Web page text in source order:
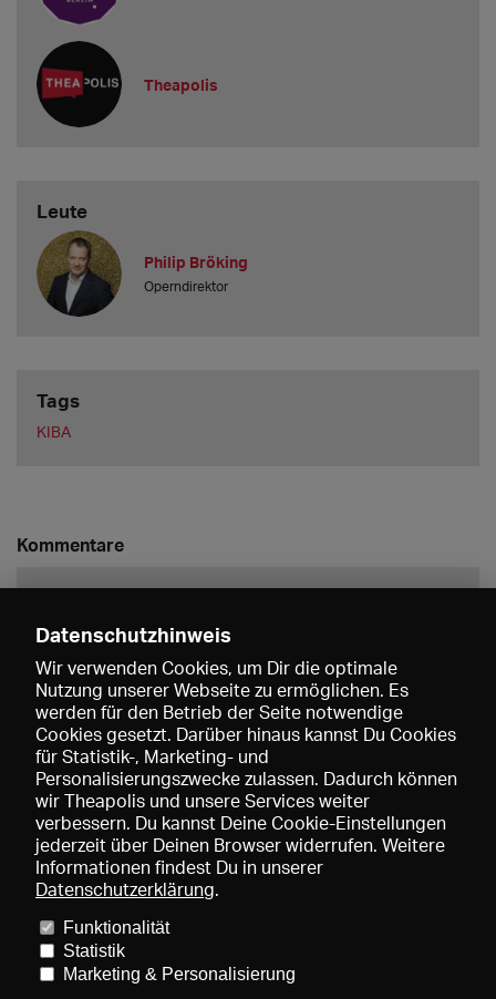
Theapolis
Leute
Philip Bröking
Operndirektor
Tags
KIBA
Kommentare
Speichern
Preise und Mitgliedschaften
Mediadaten
Über uns Impressum
Datenschutzhinweis
Wir verwenden Cookies, um Dir die optimale
Nutzung unserer Webseite zu ermöglichen. Es
werden für den Betrieb der Seite notwendige
Cookies gesetzt. Darüber hinaus kannst Du Cookies
für Statistik-, Marketing- und
Personalisierungszwecke zulassen. Dadurch können
wir Theapolis und unsere Services weiter
verbessern. Du kannst Deine Cookie-Einstellungen
jederzeit über Deinen Browser widerrufen. Weitere
Informationen findest Du in unserer
Datenschutzerklärung.
Funktionalität
Statistik
Marketing & Personalisierung